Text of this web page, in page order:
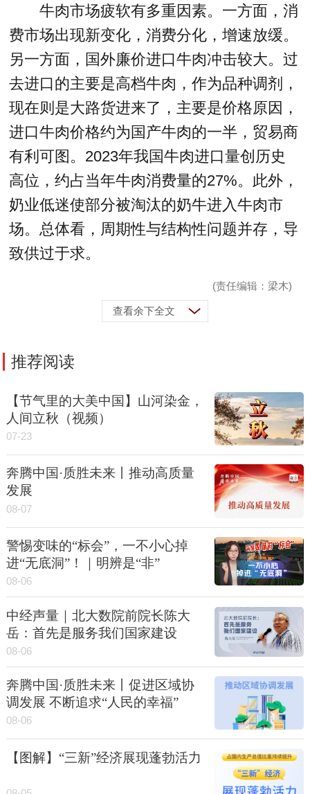
牛肉市场疲软有多重因素。一方面，消
费市场出现新变化，消费分化，增速放缓。
另一方面，国外廉价进口牛肉冲击较大。过
去进口的主要是高档牛肉，作为品种调剂，
现在则是大路货进来了，主要是价格原因，
进口牛肉价格约为国产牛肉的一半，贸易商
有利可图。2023年我国牛肉进口量创历史
高位，约占当年牛肉消费量的27%。此外，
奶业低迷使部分被淘汰的奶牛进入牛肉市
场。总体看，周期性与结构性问题并存，导
致供过于求。
(责任编辑：梁木)
查看余下全文
推荐阅读
【节气里的大美中国】山河染金，
人间立秋（视频）
07-23
奔腾中国·质胜未来丨推动高质量
发展
08-07
警惕变味的“标会”，一不小心掉
进“无底洞”！｜明辨是“非”
08-06
中经声量｜北大数院前院长陈大
岳：首先是服务我们国家建设
08-06
奔腾中国·质胜未来丨促进区域协
调发展 不断追求“人民的幸福”
08-06
【图解】“三新”经济展现蓬勃活力